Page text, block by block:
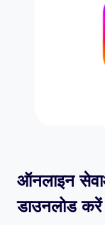
ऑनलाइन
डाउनलोड करें